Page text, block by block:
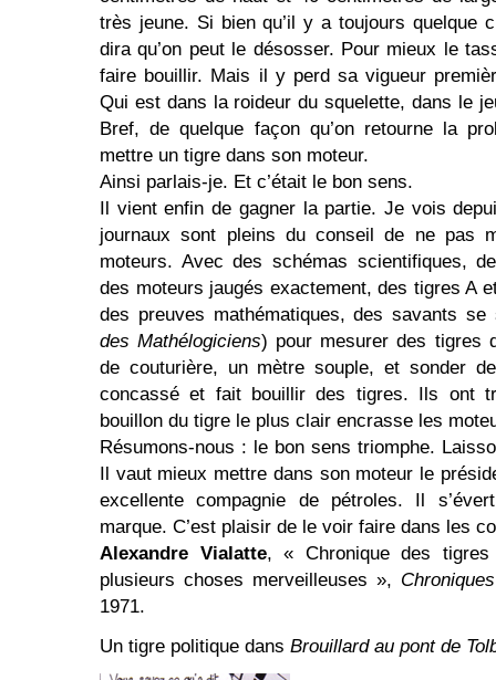
très jeune. Si bien qu’il y a toujours quelque
dira qu’on peut le désosser. Pour mieux le
faire bouillir. Mais il y perd sa vigueur
Qui est dans la roideur du squelette, dans le
Bref, de quelque façon qu’on retourne la
mettre un tigre dans son moteur.
Ainsi parlais-je. Et c’était le bon sens.
Il vient enfin de gagner la partie. Je vois
journaux sont pleins du conseil de ne pas
moteurs. Avec des schémas scientifiques,
des moteurs jaugés exactement, des tigres A
des preuves mathématiques, des savants
des Mathélogiciens) pour mesurer des tigres
de couturière, un mètre souple, et sonder
concassé et fait bouillir des tigres. Ils ont
bouillon du tigre le plus clair encrasse les
Résumons-nous : le bon sens triomphe.
Il vaut mieux mettre dans son moteur le
excellente compagnie de pétroles. Il
marque. C’est plaisir de le voir faire dans les
Alexandre Vialatte, « Chronique des
plusieurs choses merveilleuses »,
1971.
Un tigre politique dans Brouillard au pont de